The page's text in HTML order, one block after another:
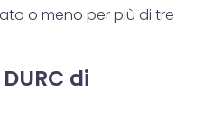
o meno per più di tre
di